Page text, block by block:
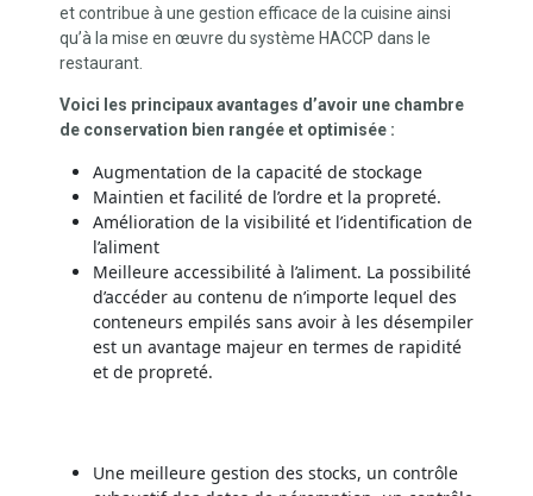
et contribue à une gestion efficace de la cuisine ainsi
qu’à la mise en œuvre du système HACCP dans le
restaurant.
Voici les principaux avantages d’avoir une chambre
de conservation bien rangée et optimisée :
Augmentation de la capacité de stockage
Maintien et facilité de l’ordre et la propreté.
Amélioration de la visibilité et l’identification de
l’aliment
Meilleure accessibilité à l’aliment. La possibilité
d’accéder au contenu de n’importe lequel des
conteneurs empilés sans avoir à les désempiler
est un avantage majeur en termes de rapidité
et de propreté.
Une meilleure gestion des stocks, un contrôle